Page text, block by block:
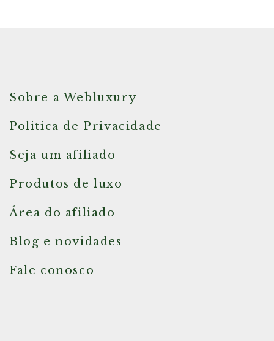
Sobre a Webluxury
Politica de Privacidade
Seja um afiliado
Produtos de luxo
Área do afiliado
Blog e novidades
Fale conosco